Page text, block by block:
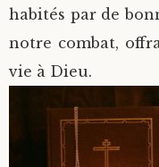
Saint Siméon
Saint Sophrony
Sainte Xenia
Bienheureuse
Staritsa Marie
Natalia de
Archimandrite
Archimandrite
Geronda
habités par de
notre combat,
vie à Dieu.